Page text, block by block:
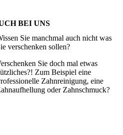
BEI UNS
Sie manchmal auch nicht was
verschenken sollen?
Sie doch mal etwas
Zum Beispiel eine
Zahnreinigung, eine
oder Zahnschmuck?